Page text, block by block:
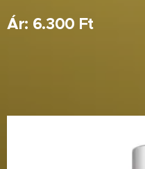
Ár: 6.300 Ft